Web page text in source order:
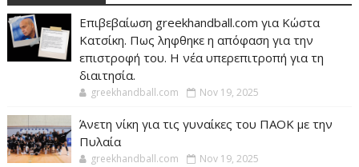
Επιβεβαίωση greekhandball.com για Κώστα
Κατσίκη. Πως ληφθηκε η απόφαση για την
επιστροφή του. Η νέα υπερεπιτροπή για τη
διαιτησία.
greekhandball.com Nov 19, 2025
Άνετη νίκη για τις γυναίκες του ΠΑΟΚ με την
Πυλαία
greekhandball.com Nov 19, 2025